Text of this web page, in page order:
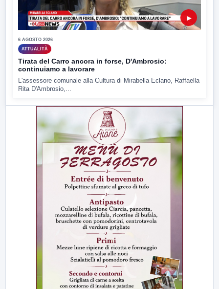
▶
6 AGOSTO 2026
ATTUALITÀ
Tirata del Carro ancora in forse, D'Ambrosio:
continuiamo a lavorare
L'assessore comunale alla Cultura di Mirabella Eclano, Raffaella
Rita D'Ambrosio,...